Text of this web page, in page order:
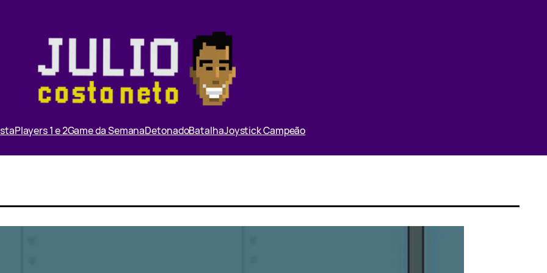
Players 1 e 2Game da SemanaDetonadoBatalhaJoystick Campeão